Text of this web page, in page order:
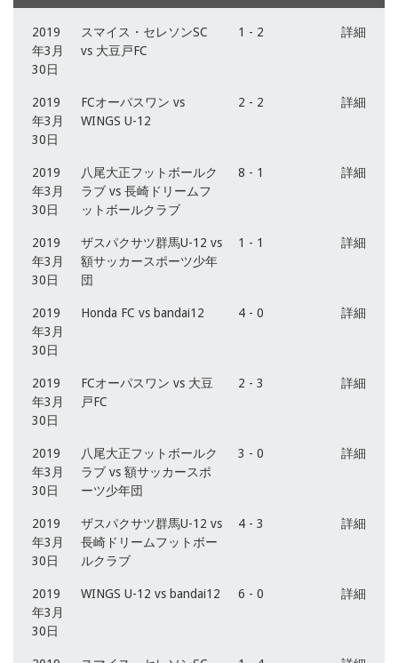
2019
年3月
30日
スマイス・セレソンSC
vs 大豆戸FC
1 - 2 詳細
2019
年3月
30日
FCオーパスワン vs
WINGS U-12
2 - 2 詳細
2019
年3月
30日
八尾大正フットボールク
ラブ vs 長崎ドリームフ
ットボールクラブ
8 - 1 詳細
2019
年3月
30日
ザスパクサツ群馬U-12 vs
額サッカースポーツ少年
団
1 - 1 詳細
2019
年3月
30日
Honda FC vs bandai12 4 - 0 詳細
2019
年3月
30日
FCオーパスワン vs 大豆
戸FC
2 - 3 詳細
2019
年3月
30日
八尾大正フットボールク
ラブ vs 額サッカースポ
ーツ少年団
3 - 0 詳細
2019
年3月
30日
ザスパクサツ群馬U-12 vs
長崎ドリームフットボー
ルクラブ
4 - 3 詳細
2019
年3月
30日
WINGS U-12 vs bandai12 6 - 0 詳細